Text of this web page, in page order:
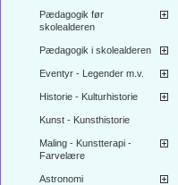
Pædagogik før
skolealderen
Pædagogik i skolealderen
Eventyr - Legender m.v.
Historie - Kulturhistorie
Kunst - Kunsthistorie
Maling - Kunstterapi -
Farvelære
Astronomi